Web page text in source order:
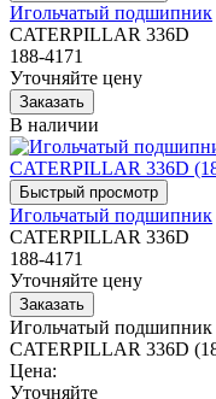
Игольчатый подшипник
CATERPILLAR 336D
188-4171
Уточняйте цену
В наличии
Игольчатый подшипник
CATERPILLAR 336D
188-4171
Уточняйте цену
Игольчатый подшипник
CATERPILLAR 336D
Цена:
Уточняйте